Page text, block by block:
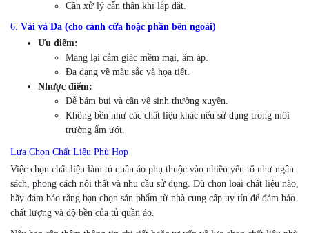
Cần xử lý cẩn thận khi lắp đặt.
6. Vải và Da (cho cánh cửa hoặc phần bên ngoài)
Ưu điểm:
Mang lại cảm giác mềm mại, ấm áp.
Đa dạng về màu sắc và họa tiết.
Nhược điểm:
Dễ bám bụi và cần vệ sinh thường xuyên.
Không bền như các chất liệu khác nếu sử dụng trong môi
trường ẩm ướt.
Lựa Chọn Chất Liệu Phù Hợp
Việc chọn chất liệu làm tủ quần áo phụ thuộc vào nhiều yếu tố như ngân
sách, phong cách nội thất và nhu cầu sử dụng. Dù chọn loại chất liệu nào,
hãy đảm bảo rằng bạn chọn sản phẩm từ nhà cung cấp uy tín để đảm bảo
chất lượng và độ bền của tủ quần áo.